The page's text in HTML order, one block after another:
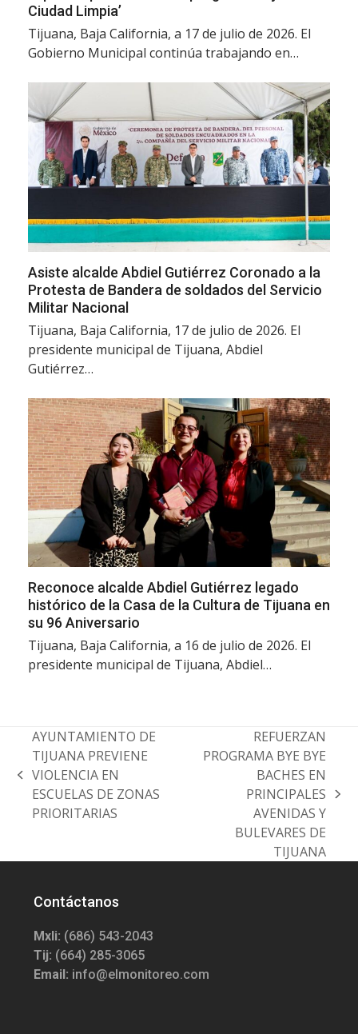
Ciudad Limpia’
Tijuana, Baja California, a 17 de julio de 2026. El
Gobierno Municipal continúa trabajando en…
Asiste alcalde Abdiel Gutiérrez Coronado a la
Protesta de Bandera de soldados del Servicio
Militar Nacional
Tijuana, Baja California, 17 de julio de 2026. El
presidente municipal de Tijuana, Abdiel
Gutiérrez…
Reconoce alcalde Abdiel Gutiérrez legado
histórico de la Casa de la Cultura de Tijuana en
su 96 Aniversario
Tijuana, Baja California, a 16 de julio de 2026. El
presidente municipal de Tijuana, Abdiel…
previous
post:
AYUNTAMIENTO DE
TIJUANA PREVIENE
VIOLENCIA EN
ESCUELAS DE ZONAS
PRIORITARIAS
REFUERZAN
PROGRAMA BYE BYE
BACHES EN
PRINCIPALES
AVENIDAS Y
BULEVARES DE
TIJUANA
Contáctanos
Mxli: (686) 543-2043
Tij: (664) 285-3065
Email: info@elmonitoreo.com